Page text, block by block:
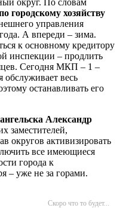
округ. По словам
городскому хозяйству
управления
А впереди – зима.
к основному кредитору
инспекции – продлить
Сегодня МКП – 1 –
обслуживает весь
останавливать его
Александр
заместителей,
округов активизировать
все имеющиеся
города к
– уже не за горами.
Скоро что то будет...